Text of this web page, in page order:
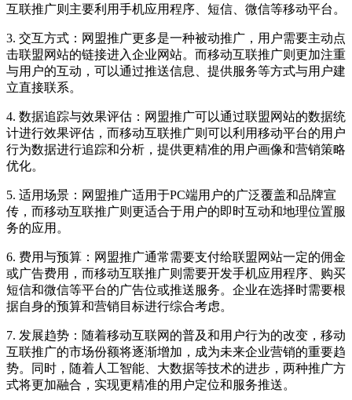
互联推广则主要利用手机应用程序、短信、微信等移动平台。
3. 交互方式：网盟推广更多是一种被动推广，用户需要主动点
击联盟网站的链接进入企业网站。而移动互联推广则更加注重
与用户的互动，可以通过推送信息、提供服务等方式与用户建
立直接联系。
4. 数据追踪与效果评估：网盟推广可以通过联盟网站的数据统
计进行效果评估，而移动互联推广则可以利用移动平台的用户
行为数据进行追踪和分析，提供更精准的用户画像和营销策略
优化。
5. 适用场景：网盟推广适用于PC端用户的广泛覆盖和品牌宣
传，而移动互联推广则更适合于用户的即时互动和地理位置服
务的应用。
6. 费用与预算：网盟推广通常需要支付给联盟网站一定的佣金
或广告费用，而移动互联推广则需要开发手机应用程序、购买
短信和微信等平台的广告位或推送服务。企业在选择时需要根
据自身的预算和营销目标进行综合考虑。
7. 发展趋势：随着移动互联网的普及和用户行为的改变，移动
互联推广的市场份额将逐渐增加，成为未来企业营销的重要趋
势。同时，随着人工智能、大数据等技术的进步，两种推广方
式将更加融合，实现更精准的用户定位和服务推送。